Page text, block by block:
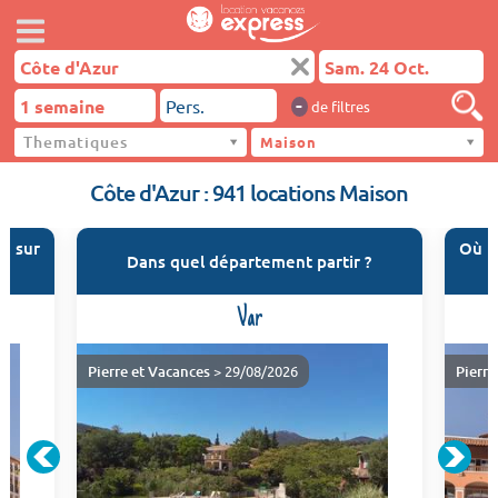
- de filtres
Thematiques Maison
Côte d'Azur
Côte d'Azur : 941 locations Maison
sur
Dans quel département partir ?
Var
Pierre et Vacances> 29/08/2026
Où